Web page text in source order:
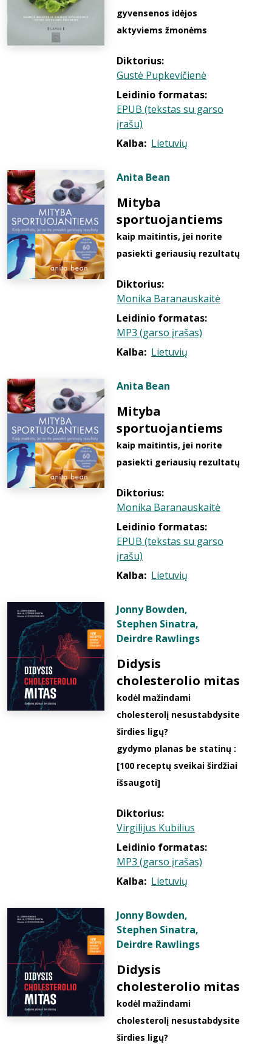
gyvensenos idėjos
aktyviems žmonėms
Diktorius:
Gustė Pupkevičienė
Leidinio formatas:
EPUB (tekstas su garso
įrašu)
Kalba: Lietuvių
Anita Bean
Mityba
sportuojantiems
kaip maitintis, jei norite
pasiekti geriausių rezultatų
Diktorius:
Monika Baranauskaitė
Leidinio formatas:
MP3 (garso įrašas)
Kalba: Lietuvių
Anita Bean
Mityba
sportuojantiems
kaip maitintis, jei norite
pasiekti geriausių rezultatų
Diktorius:
Monika Baranauskaitė
Leidinio formatas:
EPUB (tekstas su garso
įrašu)
Kalba: Lietuvių
Jonny Bowden,
Stephen Sinatra,
Deirdre Rawlings
Didysis
cholesterolio mitas
kodėl mažindami
cholesterolį nesustabdysite
širdies ligų?
gydymo planas be statinų :
[100 receptų sveikai širdžiai
išsaugoti]
Diktorius:
Virgilijus Kubilius
Leidinio formatas:
MP3 (garso įrašas)
Kalba: Lietuvių
Jonny Bowden,
Stephen Sinatra,
Deirdre Rawlings
Didysis
cholesterolio mitas
kodėl mažindami
cholesterolį nesustabdysite
širdies ligų?